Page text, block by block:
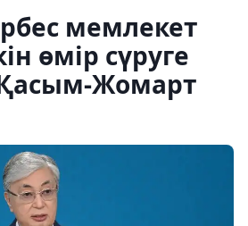
мемлекет
өмір сүруге
Жомарт